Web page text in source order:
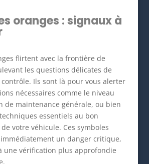
oranges : signaux à
flirtent avec la frontière de
les questions délicates de
contrôle. Ils sont là pour vous alerter
nécessaires comme le niveau
de maintenance générale, ou bien
essentiels au bon
votre véhicule. Ces symboles
un danger critique,
une vérification plus approfondie